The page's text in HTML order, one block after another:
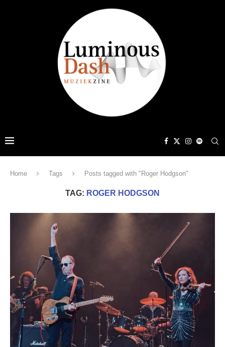
Home Tags Posts tagged with "Roger Hodgson"
TAG: ROGER HODGSON